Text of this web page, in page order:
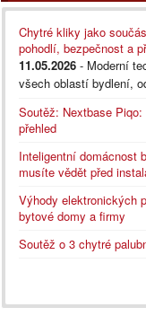
Chytré kliky jako
pohodlí, bezpečnost a
11.05.2026 - Moderní
všech oblastí bydlení,
Soutěž: Nextbase
přehled
Inteligentní domácnost
musíte vědět před
Výhody elektronických
bytové domy a firmy
Soutěž o 3 chytré